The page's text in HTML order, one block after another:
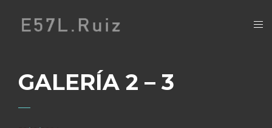
GALERÍA 2 – 3